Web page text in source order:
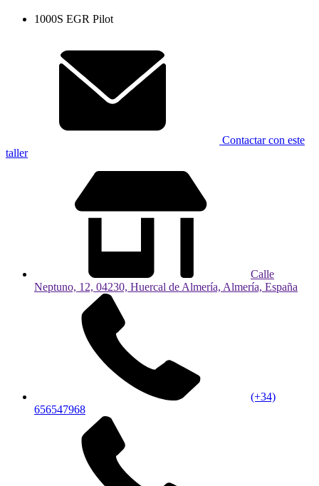
1000S EGR Pilot
Contactar con este
taller
Calle
Neptuno, 12, 04230, Huercal de Almería, Almería, España
(+34)
656547968